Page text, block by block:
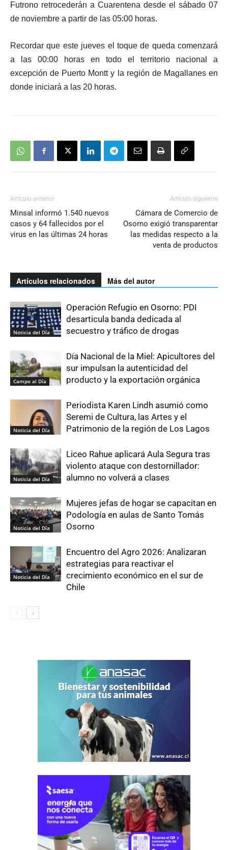
Futrono retrocederán a Cuarentena desde el sábado 07
de noviembre a partir de las 05:00 horas.
Recordar que este jueves el toque de queda comenzará
a las 00:00 horas en todo el territorio nacional a
excepción de Puerto Montt y la región de Magallanes en
donde iniciará a las 20 horas.
Artículo anterior
Minsal informó 1.540 nuevos
casos y 64 fallecidos por el
virus en las últimas 24 horas
Artículo siguiente
Cámara de Comercio de
Osorno exigió transparentar
las medidas respecto a la
venta de productos
Artículos relacionados Más del autor
Noticia del Día
Operación Refugio en Osorno: PDI
desarticula banda dedicada al
secuestro y tráfico de drogas
Campo al Día
Día Nacional de la Miel: Apicultores del
sur impulsan la autenticidad del
producto y la exportación orgánica
Noticia del Día
Periodista Karen Lindh asumió como
Seremi de Cultura, las Artes y el
Patrimonio de la región de Los Lagos
Noticia del Día
Liceo Rahue aplicará Aula Segura tras
violento ataque con destornillador:
alumno no volverá a clases
Noticia del Día
Mujeres jefas de hogar se capacitan en
Podología en aulas de Santo Tomás
Osorno
Noticia del Día
Encuentro del Agro 2026: Analizaran
estrategias para reactivar el
crecimiento económico en el sur de
Chile